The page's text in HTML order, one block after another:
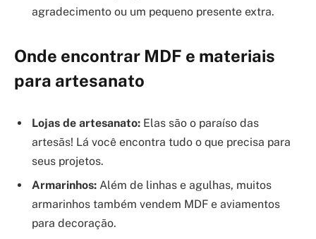
agradecimento ou um pequeno presente extra.
Onde encontrar MDF e materiais
para artesanato
Lojas de artesanato: Elas são o paraíso das
artesãs! Lá você encontra tudo o que precisa para
seus projetos.
Armarinhos: Além de linhas e agulhas, muitos
armarinhos também vendem MDF e aviamentos
para decoração.